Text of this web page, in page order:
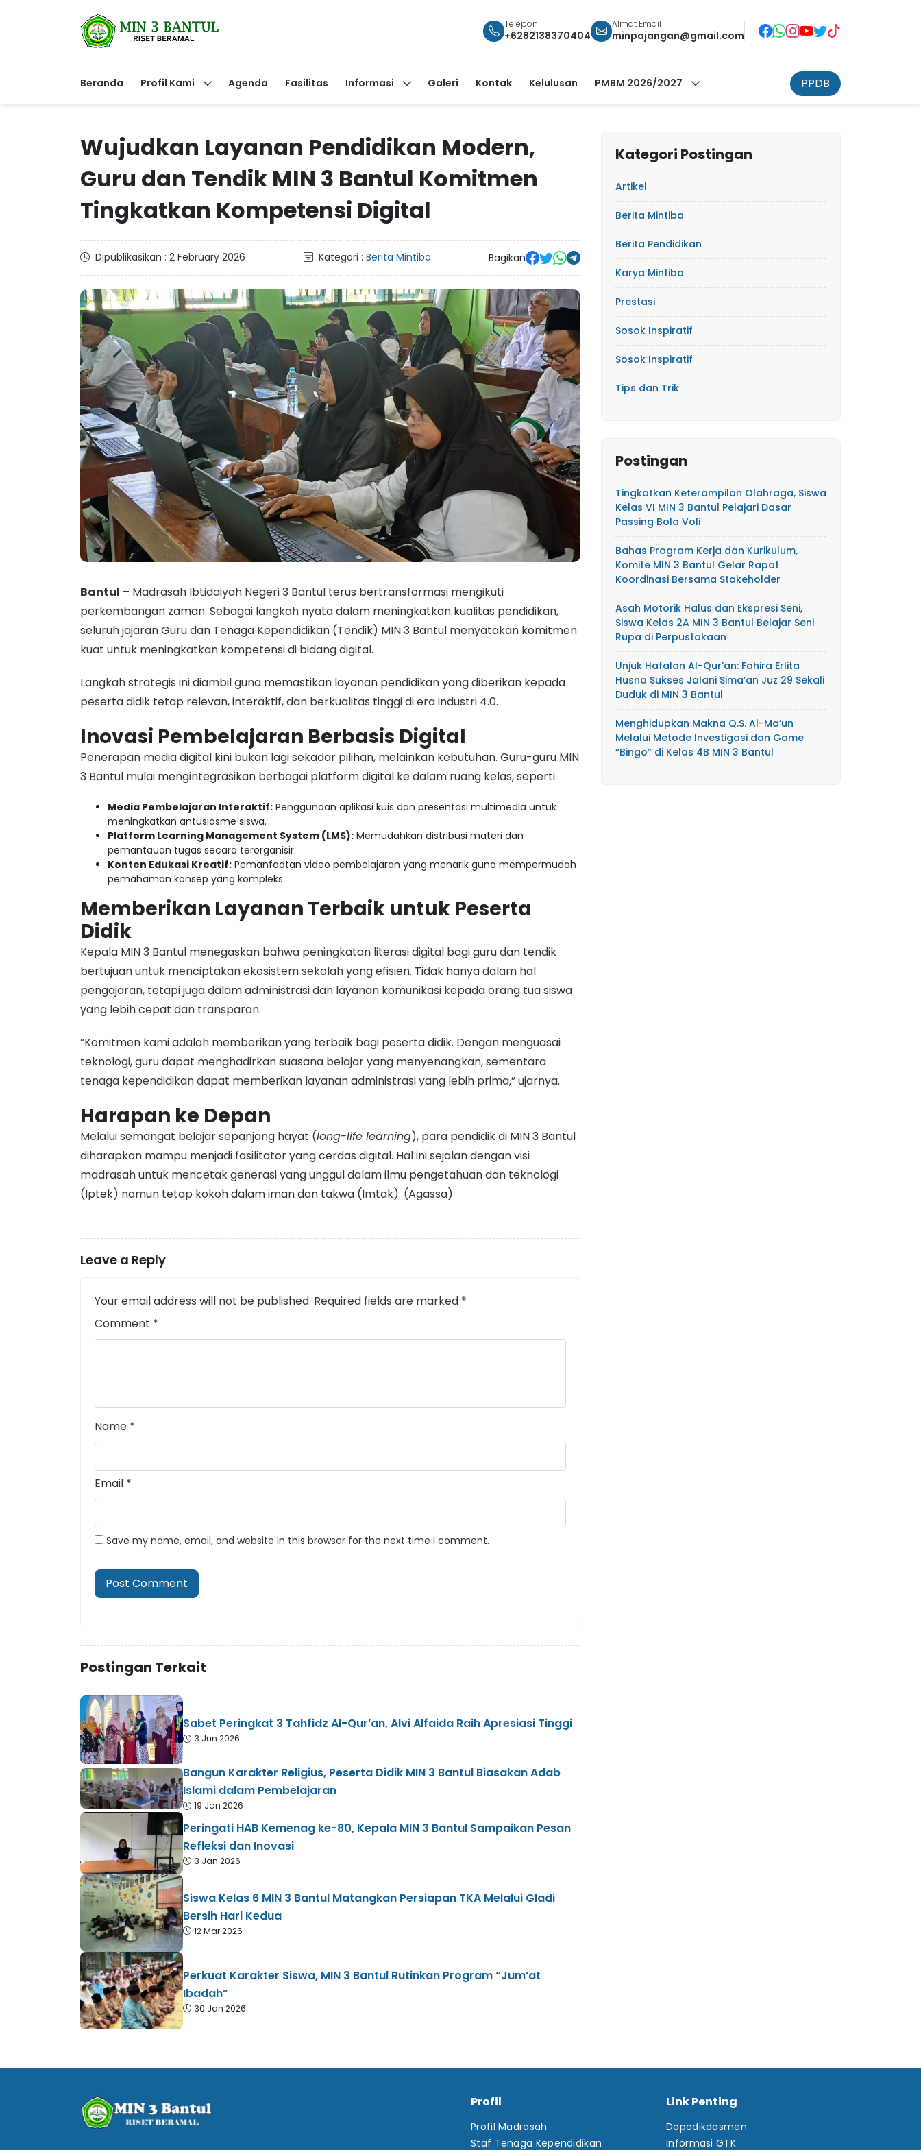
Telepon
+6282138370404
Almat Email
minpajangan@gmail.com
Beranda Profil Kami Agenda Fasilitas Informasi Galeri Kontak Kelulusan PMBM 2026/2027 PPDB
Wujudkan Layanan Pendidikan Modern,
Guru dan Tendik MIN 3 Bantul Komitmen
Tingkatkan Kompetensi Digital
Dipublikasikan : 2 February 2026 Kategori : Berita Mintiba Bagikan
Bantul – Madrasah Ibtidaiyah Negeri 3 Bantul terus bertransformasi mengikuti
perkembangan zaman. Sebagai langkah nyata dalam meningkatkan kualitas pendidikan,
seluruh jajaran Guru dan Tenaga Kependidikan (Tendik) MIN 3 Bantul menyatakan komitmen
kuat untuk meningkatkan kompetensi di bidang digital.
​Langkah strategis ini diambil guna memastikan layanan pendidikan yang diberikan kepada
peserta didik tetap relevan, interaktif, dan berkualitas tinggi di era industri 4.0.
Inovasi Pembelajaran Berbasis Digital
​Penerapan media digital kini bukan lagi sekadar pilihan, melainkan kebutuhan. Guru-guru MIN
3 Bantul mulai mengintegrasikan berbagai platform digital ke dalam ruang kelas, seperti:
Media Pembelajaran Interaktif: Penggunaan aplikasi kuis dan presentasi multimedia untuk
meningkatkan antusiasme siswa.
Platform Learning Management System (LMS): Memudahkan distribusi materi dan
pemantauan tugas secara terorganisir.
Konten Edukasi Kreatif: Pemanfaatan video pembelajaran yang menarik guna mempermudah
pemahaman konsep yang kompleks.
Memberikan Layanan Terbaik untuk Peserta
Didik
​Kepala MIN 3 Bantul menegaskan bahwa peningkatan literasi digital bagi guru dan tendik
bertujuan untuk menciptakan ekosistem sekolah yang efisien. Tidak hanya dalam hal
pengajaran, tetapi juga dalam administrasi dan layanan komunikasi kepada orang tua siswa
yang lebih cepat dan transparan.
​”Komitmen kami adalah memberikan yang terbaik bagi peserta didik. Dengan menguasai
teknologi, guru dapat menghadirkan suasana belajar yang menyenangkan, sementara
tenaga kependidikan dapat memberikan layanan administrasi yang lebih prima,” ujarnya.
Harapan ke Depan
​Melalui semangat belajar sepanjang hayat (long-life learning), para pendidik di MIN 3 Bantul
diharapkan mampu menjadi fasilitator yang cerdas digital. Hal ini sejalan dengan visi
madrasah untuk mencetak generasi yang unggul dalam ilmu pengetahuan dan teknologi
(Iptek) namun tetap kokoh dalam iman dan takwa (Imtak). (Agassa)
Leave a Reply
Your email address will not be published. Required fields are marked *
Comment *
Name *
Email *
Save my name, email, and website in this browser for the next time I comment.
Postingan Terkait
Sabet Peringkat 3 Tahfidz Al-Qur’an, Alvi Alfaida Raih Apresiasi Tinggi
3 Jun 2026
Bangun Karakter Religius, Peserta Didik MIN 3 Bantul Biasakan Adab
Islami dalam Pembelajaran
19 Jan 2026
Peringati HAB Kemenag ke-80, Kepala MIN 3 Bantul Sampaikan Pesan
Refleksi dan Inovasi
3 Jan 2026
Siswa Kelas 6 MIN 3 Bantul Matangkan Persiapan TKA Melalui Gladi
Bersih Hari Kedua
12 Mar 2026
Perkuat Karakter Siswa, MIN 3 Bantul Rutinkan Program “Jum’at
Ibadah”
30 Jan 2026
Kategori Postingan
Artikel
Berita Mintiba
Berita Pendidikan
Karya Mintiba
Prestasi
Sosok Inspiratif
Sosok Inspiratif
Tips dan Trik
Postingan
Tingkatkan Keterampilan Olahraga, Siswa
Kelas VI MIN 3 Bantul Pelajari Dasar
Passing Bola Voli
Bahas Program Kerja dan Kurikulum,
Komite MIN 3 Bantul Gelar Rapat
Koordinasi Bersama Stakeholder
Asah Motorik Halus dan Ekspresi Seni,
Siswa Kelas 2A MIN 3 Bantul Belajar Seni
Rupa di Perpustakaan
Unjuk Hafalan Al-Qur’an: Fahira Erlita
Husna Sukses Jalani Sima’an Juz 29 Sekali
Duduk di MIN 3 Bantul
Menghidupkan Makna Q.S. Al-Ma’un
Melalui Metode Investigasi dan Game
“Bingo” di Kelas 4B MIN 3 Bantul
Profil
Profil Madrasah
Staf Tenaga Kependidikan
Link Penting
Dapodikdasmen
Informasi GTK